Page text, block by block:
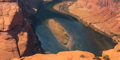
видео
голоса
ИИ
контент
поддержки
Условия и
положения
Политика